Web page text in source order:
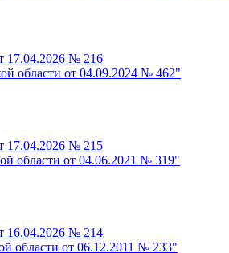
17.04.2026 № 216
области от 04.09.2024 № 462"
17.04.2026 № 215
области от 04.06.2021 № 319"
16.04.2026 № 214
области от 06.12.2011 № 233"